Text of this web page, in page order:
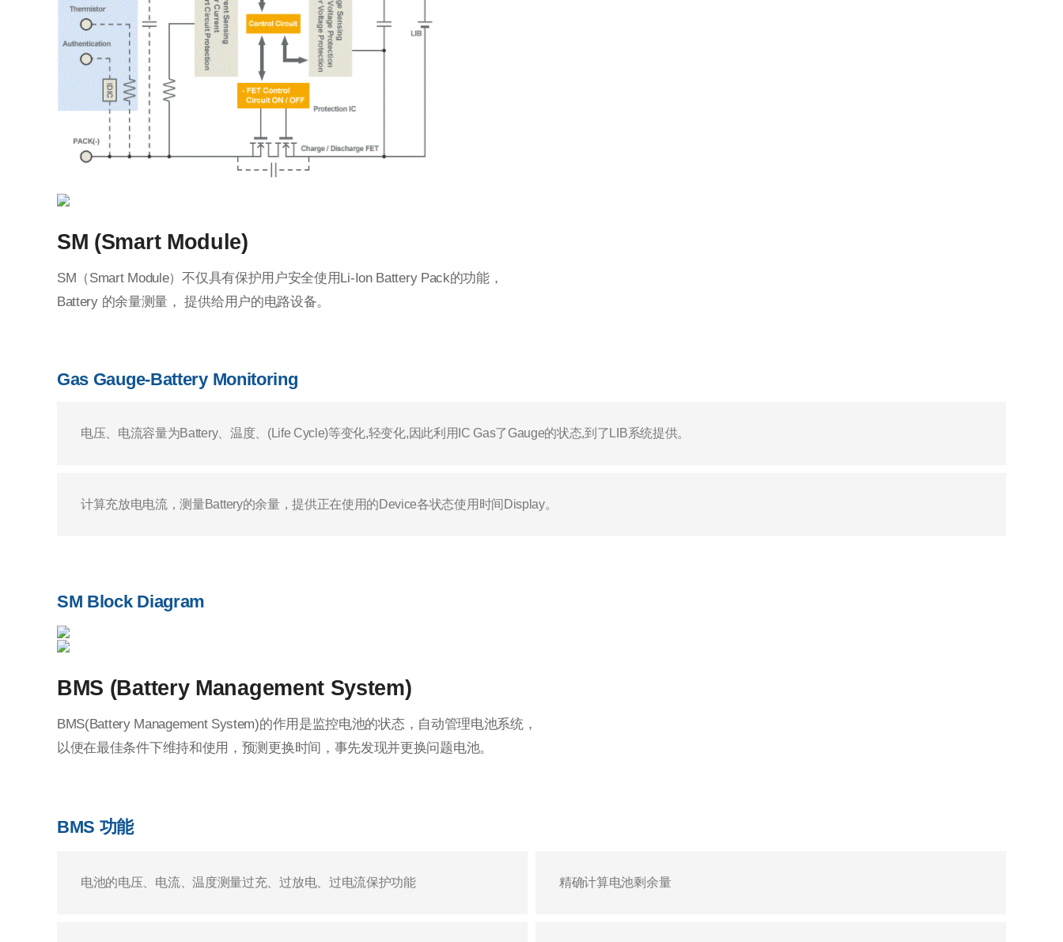
SM (Smart Module)
SM（Smart Module）不仅具有保护用户安全使用Li-Ion Battery Pack的功能，
Battery 的余量测量， 提供给用户的电路设备。
Gas Gauge-Battery Monitoring
电压、电流容量为Battery、温度、(Life Cycle)等变化,轻变化,因此利用IC Gas了Gauge的状态,到了LIB系统提供。
计算充放电电流，测量Battery的余量，提供正在使用的Device各状态使用时间Display。
SM Block Diagram
BMS (Battery Management System)
BMS(Battery Management System)的作用是监控电池的状态，自动管理电池系统，
以便在最佳条件下维持和使用，预测更换时间，事先发现并更换问题电池。
BMS 功能
电池的电压、电流、温度测量过充、过放电、过电流保护功能 精确计算电池剩余量